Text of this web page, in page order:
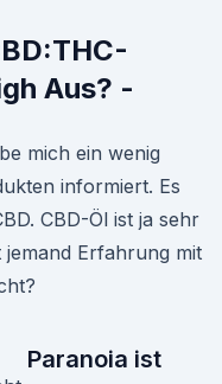
Aus? -
mich ein wenig
informiert. Es
CBD-Öl ist ja sehr
Erfahrung mit
Paranoia ist